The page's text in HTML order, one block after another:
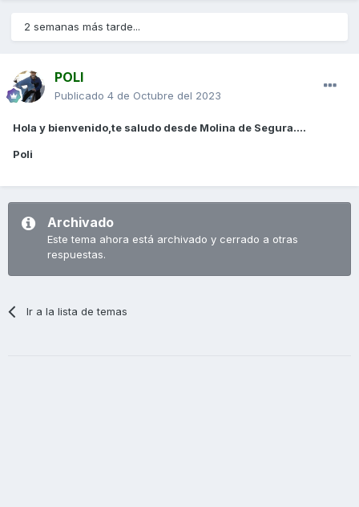
2 semanas más tarde...
POLI
Publicado 4 de Octubre del 2023
Hola y bienvenido,te saludo desde Molina de Segura....
Poli
Archivado
Este tema ahora está archivado y cerrado a otras
respuestas.
Ir a la lista de temas